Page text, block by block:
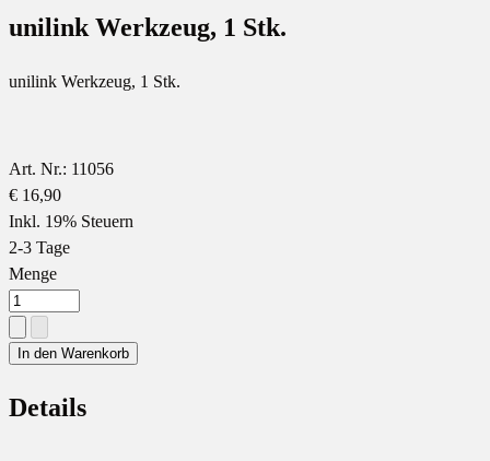
unilink Werkzeug, 1 Stk.
unilink Werkzeug, 1 Stk.
Art. Nr.: 11056
€ 16,90
Inkl. 19% Steuern
2-3 Tage
Menge
In den Warenkorb
Details